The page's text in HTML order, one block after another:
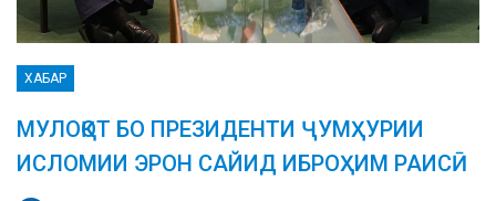
ХАБАР
МУЛОҚОТ БО ПРЕЗИДЕНТИ ҶУМҲУРИИ
ИСЛОМИИ ЭРОН САЙИД ИБРОҲИМ РАИСӢ